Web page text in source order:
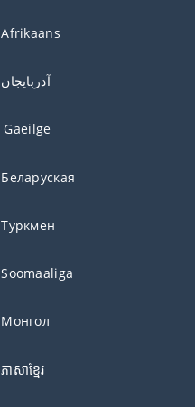
Afrikaans
آذربايجان
Gaeilge
Беларуская
Туркмен
Soomaaliga
Монгол
ភាសាខ្មែរ